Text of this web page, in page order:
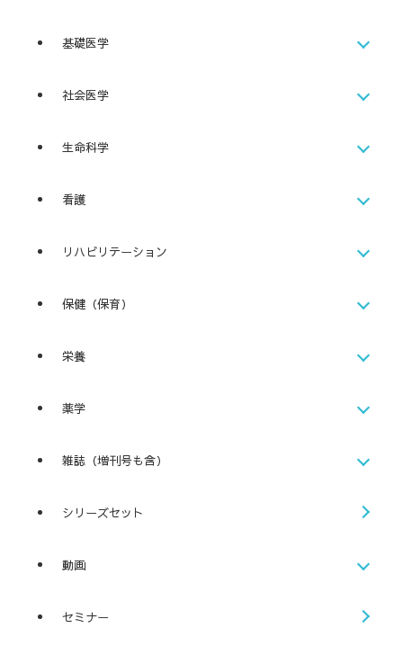
基礎医学
社会医学
生命科学
看護
リハビリテーション
保健（保育）
栄養
薬学
雑誌（増刊号も含）
シリーズセット
動画
セミナー